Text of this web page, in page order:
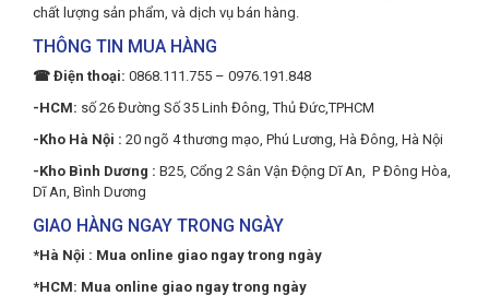
chất lượng sản phẩm, và dịch vụ bán hàng.
THÔNG TIN MUA HÀNG
☎ Điện thoại: 0868.111.755 – 0976.191.848
-HCM: số 26 Đường Số 35 Linh Đông, Thủ Đức,TPHCM
-Kho Hà Nội : 20 ngõ 4 thương mạo, Phú Lương, Hà Đông, Hà Nội
-Kho Bình Dương : B25, Cổng 2 Sân Vận Động Dĩ An, P Đông Hòa,
Dĩ An, Bình Dương
GIAO HÀNG NGAY TRONG NGÀY
*Hà Nội : Mua online giao ngay trong ngày
*HCM: Mua online giao ngay trong ngày